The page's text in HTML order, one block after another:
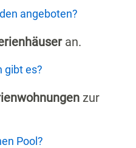
angeboten?
an.
gibt es?
zur
Pool?